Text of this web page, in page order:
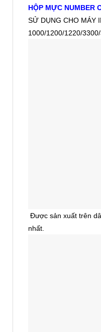
HỘP MỰC NUMBER
SỬ DỤNG CHO MÁY
1000/1200/1220/
Được sản xuất trên
nhất.